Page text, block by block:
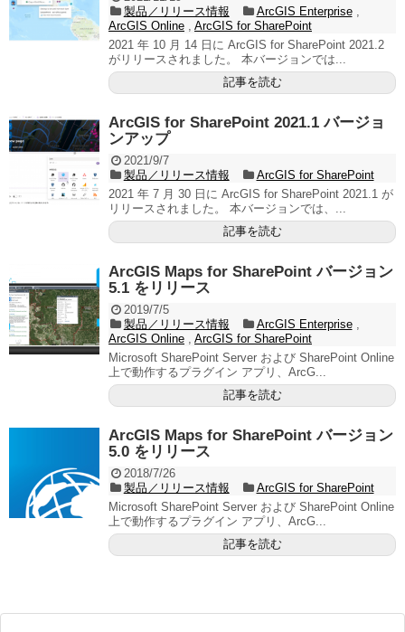
製品／リリース情報
ArcGIS Enterprise,
ArcGIS Online
ArcGIS for SharePoint
2021 年 10 月 14 日に ArcGIS for SharePoint 2021.2
がリリースされました。 本バージョンでは...
記事を読む
ArcGIS for SharePoint 2021.1 バージョ
ンアップ
2021/9/7
製品／リリース情報
ArcGIS for SharePoint
2021 年 7 月 30 日に ArcGIS for SharePoint 2021.1 が
リリースされました。 本バージョンでは、...
記事を読む
ArcGIS Maps for SharePoint バージョン
5.1 をリリース
2019/7/5
製品／リリース情報
ArcGIS Enterprise,
ArcGIS Online
ArcGIS for SharePoint
Microsoft SharePoint Server および SharePoint Online
上で動作するプラグイン アプリ、ArcG...
記事を読む
ArcGIS Maps for SharePoint バージョン
5.0 をリリース
2018/7/26
製品／リリース情報
ArcGIS for SharePoint
Microsoft SharePoint Server および SharePoint Online
上で動作するプラグイン アプリ、ArcG...
記事を読む